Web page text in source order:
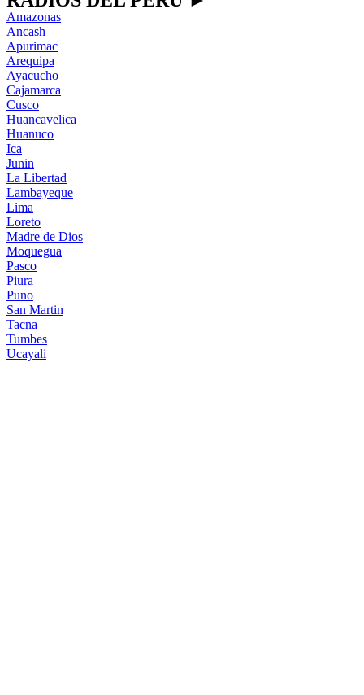
Amazonas
Ancash
Apurimac
Arequipa
Ayacucho
Cajamarca
Cusco
Huancavelica
Huanuco
Ica
Junin
La Libertad
Lambayeque
Lima
Loreto
Madre de Dios
Moquegua
Pasco
Piura
Puno
San Martin
Tacna
Tumbes
Ucayali